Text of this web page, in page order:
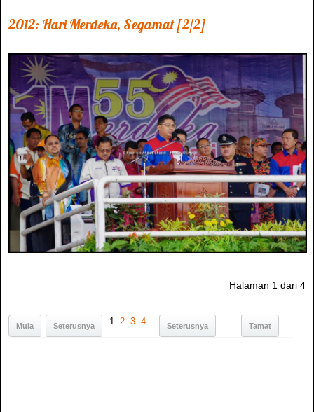
2012: Hari Merdeka, Segamat [2/2]
Halaman 1 dari 4
Mula Seterusnya 1 2 3 4 Seterusnya Tamat